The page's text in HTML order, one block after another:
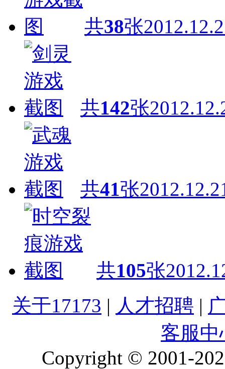
共38张
共142张
共41张
共105张
关于17173 | 人才招聘 |
客服中
Copyright © 2001-